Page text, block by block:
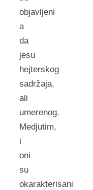
objavljeni
a
da
jesu
hejterskog
sadržaja,
ali
umerenog.
Medjutim,
i
oni
su
okarakterisani